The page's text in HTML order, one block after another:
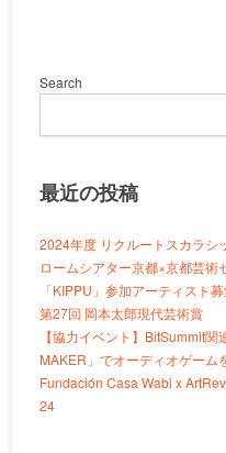
Search
最近の投稿
2024年度 リクルートスカラシ
ロームシアター京都×京都芸
「KIPPU」参加アーティスト
第27回 岡本太郎現代芸術賞
【協力イベント】BitSummit
MAKER」でオーディオゲーム
Fundación Casa Wabi x
24